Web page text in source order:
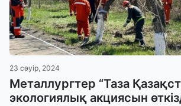
23 сәуір, 2024
Металлургтер “Таза
экологиялық акциясын